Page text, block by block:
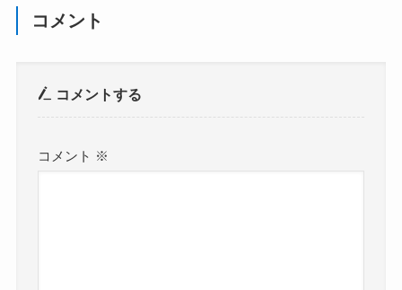
コメント
コメントする
コメント ※